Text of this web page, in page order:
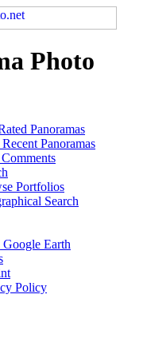
Photo
Panoramas
Panoramas
Portfolios
Search
Google Earth
Policy